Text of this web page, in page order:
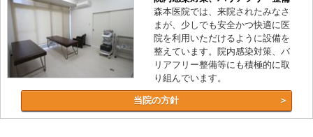
森本医院では、来院されたみなさ
まが、少しでも安全かつ快適に医
院を利用いただけるように設備を
整えています。院内感染対策、バ
リアフリー整備等にも積極的に取
り組んでいます。
当院の方針